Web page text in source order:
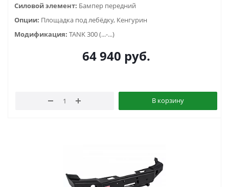
Силовой элемент: Бампер передний
Опции: Площадка под лебёдку, Кенгурин
Модификация: TANK 300 (...-...)
64 940 руб.
В корзину